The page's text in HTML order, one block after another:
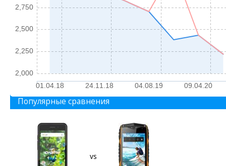
01.04.18 24.11.18 04.08.19 09.04.20
2,000
2,250
2,500
2,750
Популярные сравнения
vs